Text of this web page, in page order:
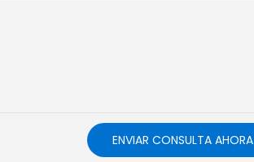
ENVIAR CONSULTA AHORA